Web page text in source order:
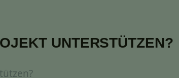
UNTERSTÜTZEN?